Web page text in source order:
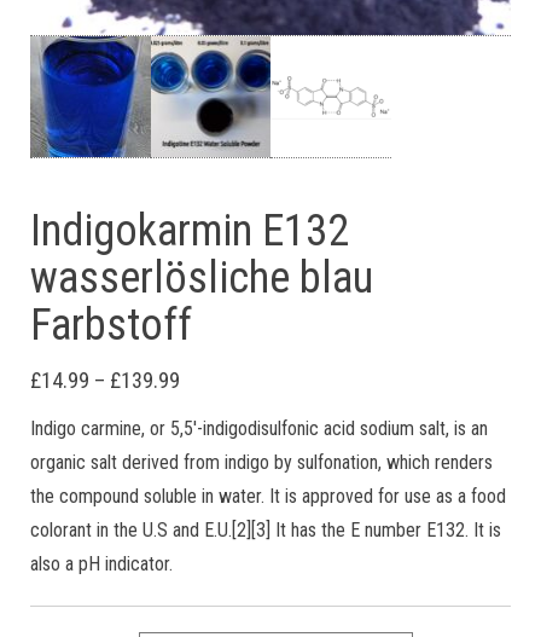
Indigokarmin E132
wasserlösliche blau
Farbstoff
£14.99 – £139.99
Indigo carmine, or 5,5′-indigodisulfonic acid sodium salt, is an
organic salt derived from indigo by sulfonation, which renders
the compound soluble in water. It is approved for use as a food
colorant in the U.S and E.U.[2][3] It has the E number E132. It is
also a pH indicator.